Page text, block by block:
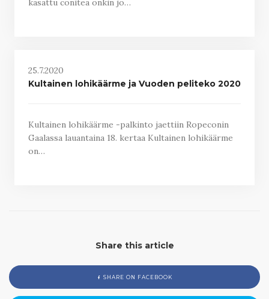
kasattu conitea onkin jo…
25.7.2020
Kultainen lohikäärme ja Vuoden peliteko 2020
Kultainen lohikäärme -palkinto jaettiin Ropeconin
Gaalassa lauantaina 18. kertaa Kultainen lohikäärme
on…
Share this article
SHARE ON FACEBOOK